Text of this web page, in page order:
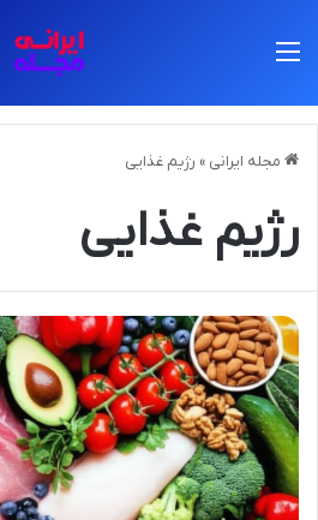
مجله ایرانی » رژیم غذایی
رژیم غذایی